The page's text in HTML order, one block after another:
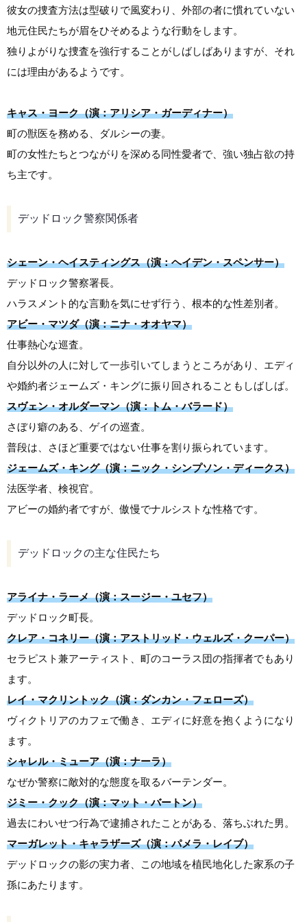
彼女の捜査方法は型破りで風変わり、外部の者に慣れていない
地元住民たちが眉をひそめるような行動をします。
独りよがりな捜査を強行することがしばしばありますが、それ
には理由があるようです。
キャス・ヨーク（演：アリシア・ガーディナー）
町の獣医を務める、ダルシーの妻。
町の女性たちとつながりを深める同性愛者で、強い独占欲の持
ち主です。
デッドロック警察関係者
シェーン・ヘイスティングス（演：ヘイデン・スペンサー）
デッドロック警察署長。
ハラスメント的な言動を気にせず行う、根本的な性差別者。
アビー・マツダ（演：ニナ・オオヤマ）
仕事熱心な巡査。
自分以外の人に対して一歩引いてしまうところがあり、エディ
や婚約者ジェームズ・キングに振り回されることもしばしば。
スヴェン・オルダーマン（演：トム・バラード）
さぼり癖のある、ゲイの巡査。
普段は、さほど重要ではない仕事を割り振られています。
ジェームズ・キング（演：ニック・シンプソン・ディークス）
法医学者、検視官。
アビーの婚約者ですが、傲慢でナルシストな性格です。
デッドロックの主な住民たち
アライナ・ラーメ（演：スージー・ユセフ）
デッドロック町長。
クレア・コネリー（演：アストリッド・ウェルズ・クーパー）
セラピスト兼アーティスト、町のコーラス団の指揮者でもあり
ます。
レイ・マクリントック（演：ダンカン・フェローズ）
ヴィクトリアのカフェで働き、エディに好意を抱くようになり
ます。
シャレル・ミューア（演：ナーラ）
なぜか警察に敵対的な態度を取るバーテンダー。
ジミー・クック（演：マット・バートン）
過去にわいせつ行為で逮捕されたことがある、落ちぶれた男。
マーガレット・キャラザーズ（演：パメラ・レイブ）
デッドロックの影の実力者、この地域を植民地化した家系の子
孫にあたります。